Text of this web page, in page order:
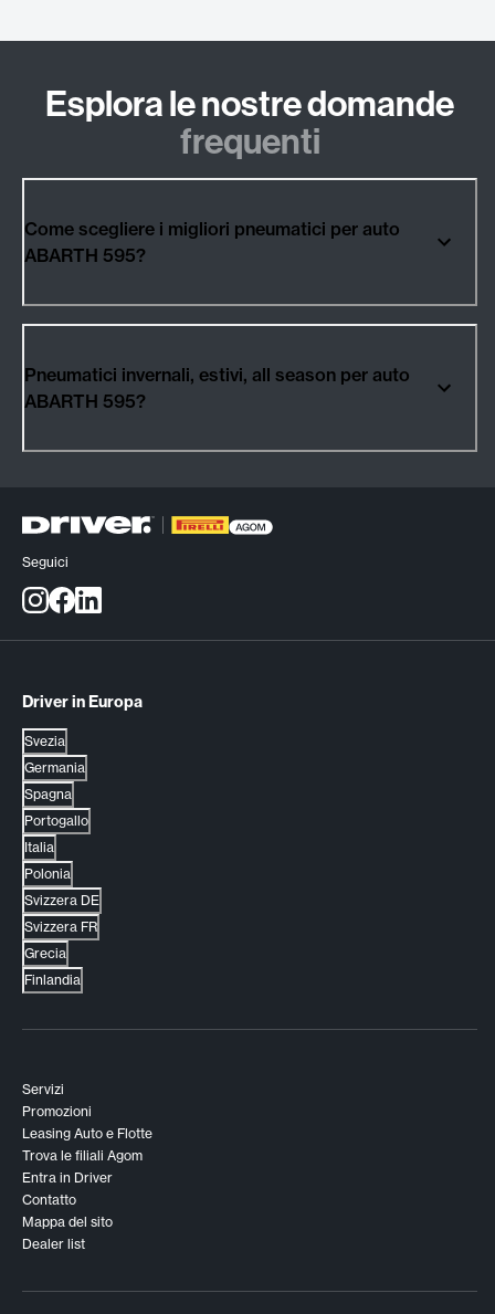
Esplora le nostre domande
frequenti
Come scegliere i migliori pneumatici per auto
ABARTH 595?
Pneumatici invernali, estivi, all season per auto
ABARTH 595?
Seguici
Driver in Europa
Svezia
Germania
Spagna
Portogallo
Italia
Polonia
Svizzera DE
Svizzera FR
Grecia
Finlandia
Servizi
Promozioni
Leasing Auto e Flotte
Trova le filiali Agom
Entra in Driver
Contatto
Mappa del sito
Dealer list